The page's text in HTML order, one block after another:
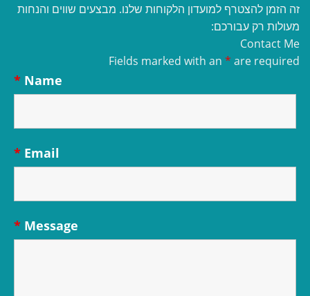
זה הזמן להצטרף למועדון הלקוחות שלנו. מבצעים שווים והנחות
מעולות רק עבורכם:
Contact Me
Fields marked with an * are required
Name
*
Email
*
Message
*